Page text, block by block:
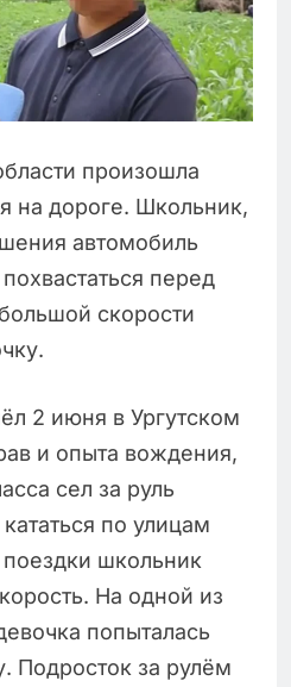
произошла
на дороге. Школьник,
автомобиль
перед
скорости
2 июня в Ургутском
и опыта вождения,
сел за руль
по улицам
школьник
На одной из
попыталась
Подросток за рулём